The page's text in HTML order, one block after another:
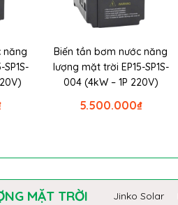
năng
Biến tần bơm nước năng
lượng mặt trời EP15-SP1S-
004 (4kW – 1P 220V)
₫
5.500.000
MẶT TRỜI Jinko Solar